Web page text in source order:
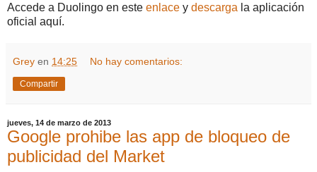
Accede a Duolingo en este enlace y descarga la aplicación
oficial aquí.
Grey en 14:25 No hay comentarios:
Compartir
jueves, 14 de marzo de 2013
Google prohibe las app de bloqueo de
publicidad del Market